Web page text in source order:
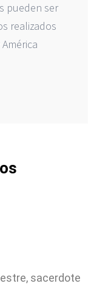
pueden ser
realizados
sacerdote